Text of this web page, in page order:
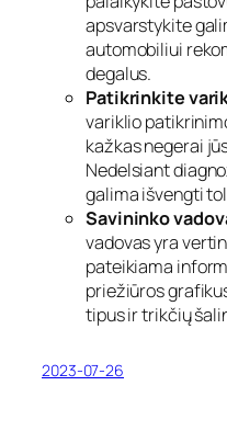
apsvarstykite
automobiliui
degalus.
Patikrinkite
variklio
kažkas negerai
Nedelsiant
galima išvengti
Savininko
vadovas yra
pateikiama
priežiūros
tipus ir trikčių
2023-07-26